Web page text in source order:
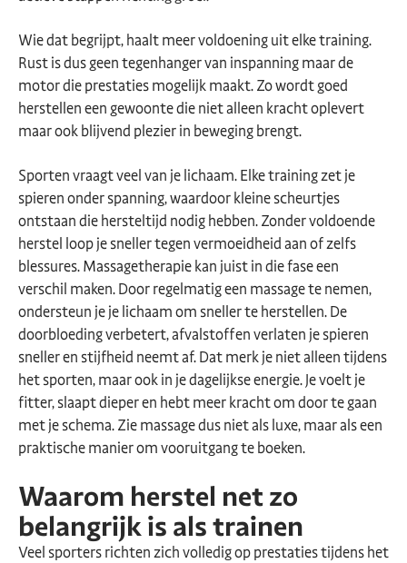
Wie dat begrijpt, haalt meer voldoening uit elke training.
Rust is dus geen tegenhanger van inspanning maar de
motor die prestaties mogelijk maakt. Zo wordt goed
herstellen een gewoonte die niet alleen kracht oplevert
maar ook blijvend plezier in beweging brengt.
Sporten vraagt veel van je lichaam. Elke training zet je
spieren onder spanning, waardoor kleine scheurtjes
ontstaan die hersteltijd nodig hebben. Zonder voldoende
herstel loop je sneller tegen vermoeidheid aan of zelfs
blessures. Massagetherapie kan juist in die fase een
verschil maken. Door regelmatig een massage te nemen,
ondersteun je je lichaam om sneller te herstellen. De
doorbloeding verbetert, afvalstoffen verlaten je spieren
sneller en stijfheid neemt af. Dat merk je niet alleen tijdens
het sporten, maar ook in je dagelijkse energie. Je voelt je
fitter, slaapt dieper en hebt meer kracht om door te gaan
met je schema. Zie massage dus niet als luxe, maar als een
praktische manier om vooruitgang te boeken.
Waarom herstel net zo
belangrijk is als trainen
Veel sporters richten zich volledig op prestaties tijdens het